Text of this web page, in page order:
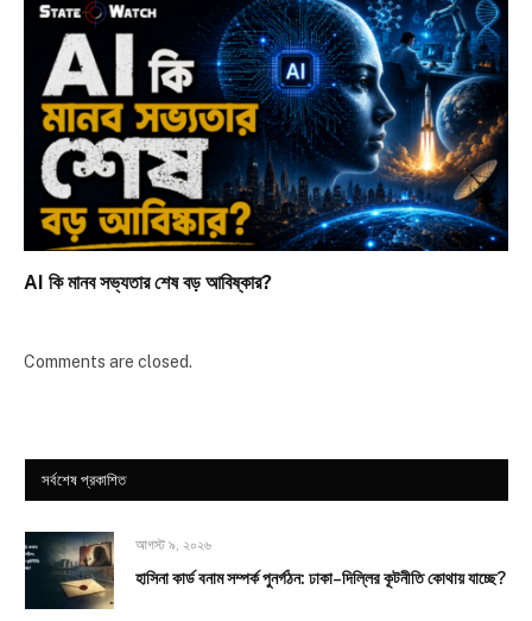
AI কি মানব সভ্যতার শেষ বড় আবিষ্কার?
Comments are closed.
সর্বশেষ প্রকাশিত
আগস্ট ৯, ২০২৬
হাসিনা কার্ড বনাম সম্পর্ক পুনর্গঠন: ঢাকা–দিল্লির কূটনীতি কোথায় যাচ্ছে?